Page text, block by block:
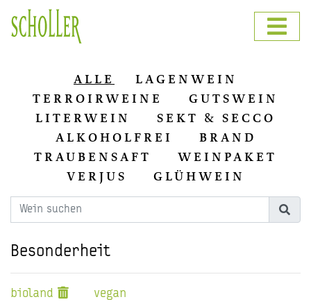
ALLE
LAGENWEIN
TERROIRWEINE
GUTSWEIN
LITERWEIN
SEKT & SECCO
ALKOHOLFREI
BRAND
TRAUBENSAFT
WEINPAKET
VERJUS
GLÜHWEIN
Besonderheit
bioland vegan